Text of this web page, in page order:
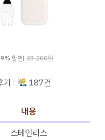
할인) 23,200원
: 187건
내용
스테인리스